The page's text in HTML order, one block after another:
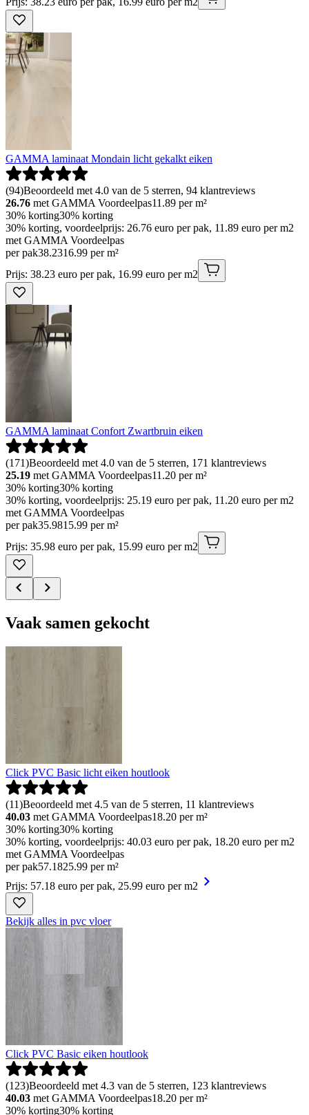
GAMMA laminaat Mondain licht gekalkt eiken
(94)Beoordeeld met 4.0 van de 5 sterren, 94 klantreviews
26.76 met GAMMA Voordeelpas11.89 per m²
30% korting30% korting
30% korting, voordeelprijs: 26.76 euro per pak, 11.89 euro per m2
met GAMMA Voordeelpas
per pak38.2316.99 per m²
Prijs: 38.23 euro per pak, 16.99 euro per m2
GAMMA laminaat Confort Zwartbruin eiken
(171)Beoordeeld met 4.0 van de 5 sterren, 171 klantreviews
25.19 met GAMMA Voordeelpas11.20 per m²
30% korting30% korting
30% korting, voordeelprijs: 25.19 euro per pak, 11.20 euro per m2
met GAMMA Voordeelpas
per pak35.9815.99 per m²
Prijs: 35.98 euro per pak, 15.99 euro per m2
Vaak samen gekocht
Click PVC Basic licht eiken houtlook
(11)Beoordeeld met 4.5 van de 5 sterren, 11 klantreviews
40.03 met GAMMA Voordeelpas18.20 per m²
30% korting30% korting
30% korting, voordeelprijs: 40.03 euro per pak, 18.20 euro per m2
met GAMMA Voordeelpas
per pak57.1825.99 per m²
Prijs: 57.18 euro per pak, 25.99 euro per m2
Bekijk alles in pvc vloer
Click PVC Basic eiken houtlook
(123)Beoordeeld met 4.3 van de 5 sterren, 123 klantreviews
40.03 met GAMMA Voordeelpas18.20 per m²
30% korting30% korting